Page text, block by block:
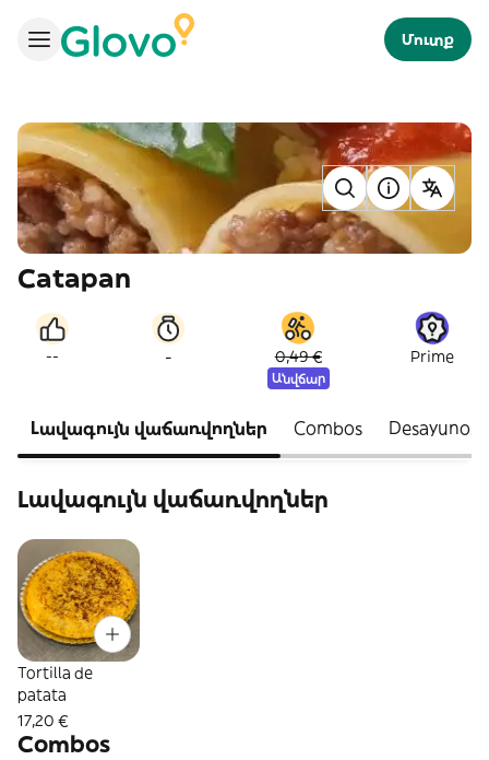
Մուտք
Catapan
-- - 0,49 €
Անվճար
Prime
Լավագույն վաճառվողներ Combos Desayunos
Լավագույն վաճառվողներ
Tortilla de
patata
17,20 €
Combos